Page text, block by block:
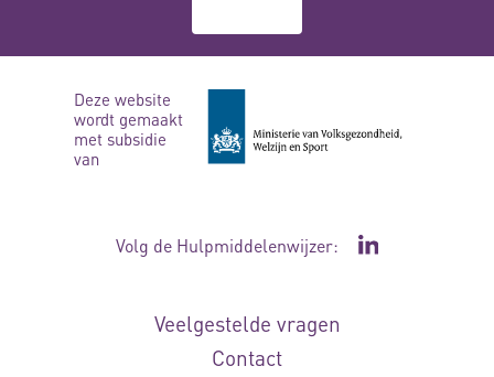
Deze website
wordt gemaakt
met subsidie
van
Volg de Hulpmiddelenwijzer: Ga naar de
Veelgestelde vragen
Contact